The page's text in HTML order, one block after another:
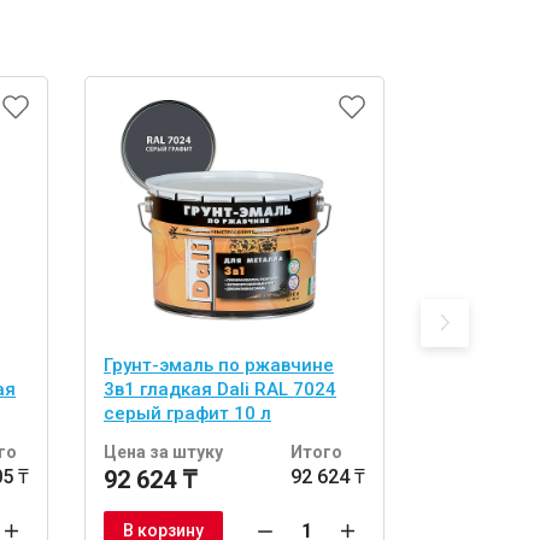
₸
Грунт-эмаль по ржавчине
3в1 гладкая Dali RAL 7024
серый графит 10 л
Цена за штуку
92 624 ₸
Итого
92 624 ₸
В корзину